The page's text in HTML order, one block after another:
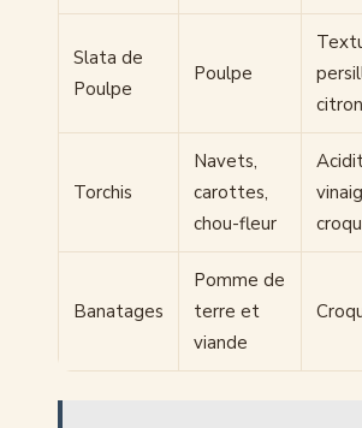
Slata de
Poulpe
Poulpe
citron
Torchis
Navets,
carottes,
chou-fleur
Banatages
Pomme de
terre et
viande